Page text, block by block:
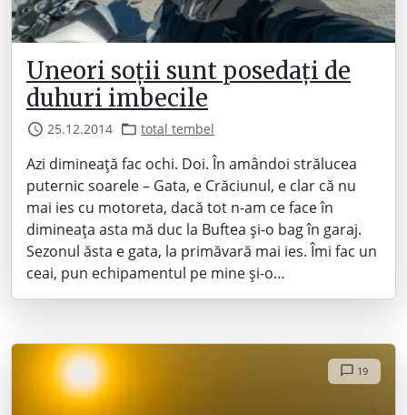
Uneori soții sunt posedați de
duhuri imbecile
25.12.2014 total tembel
Azi dimineață fac ochi. Doi. În amândoi strălucea
puternic soarele – Gata, e Crăciunul, e clar că nu
mai ies cu motoreta, dacă tot n-am ce face în
dimineața asta mă duc la Buftea și-o bag în garaj.
Sezonul ăsta e gata, la primăvară mai ies. Îmi fac un
ceai, pun echipamentul pe mine și-o…
19